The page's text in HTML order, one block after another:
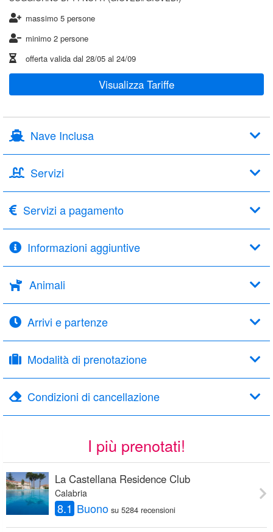
massimo 5 persone
minimo 2 persone
offerta valida dal 28/05 al 24/09
Visualizza Tariffe
Nave Inclusa
Servizi
Servizi a pagamento
Informazioni aggiuntive
Animali
Arrivi e partenze
Modalità di prenotazione
Condizioni di cancellazione
I più prenotati!
La Castellana Residence Club
Calabria
8.1 Buono su 5284 recensioni